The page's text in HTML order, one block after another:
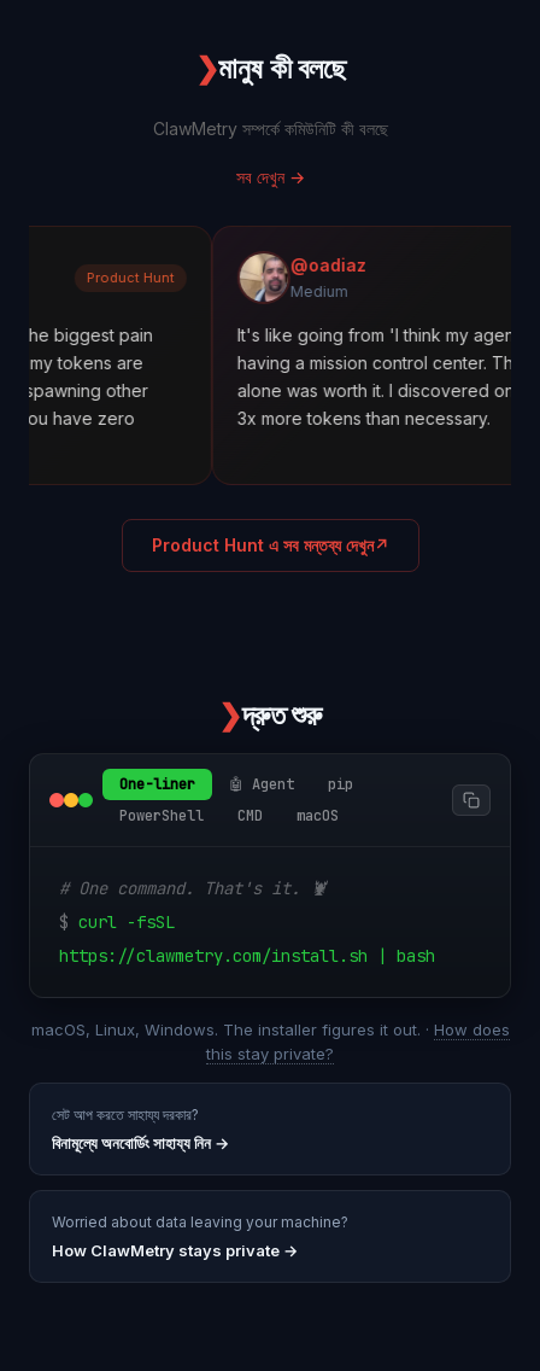
❯মানুষ কী বলছে
ClawMetry সম্পর্কে কমিউনিটি কী বলছে
সব দেখুন→
Product Hunt
pain
are
other
zero
@oadiaz
Medium
It's like going from 'I think my agents are
having a mission control center. The cost
alone was worth it. I discovered one agent was
3x more tokens than necessary.
Product Hunt এ সব মন্তব্য দেখুন↗
❯দ্রুত শুরু
One-liner 🤖 Agent
pip
PowerShell
CMD macOS
# One command. That's it. 🦞
$ curl -fsSL
https://clawmetry.com/install.sh | bash
macOS, Linux, Windows. The installer figures it out. · How does
this stay private?
সেট আপ করতে সাহায্য দরকার?
বিনামূল্যে অনবোর্ডিং সাহায্য নিন→
Worried about data leaving your machine?
How ClawMetry stays private →